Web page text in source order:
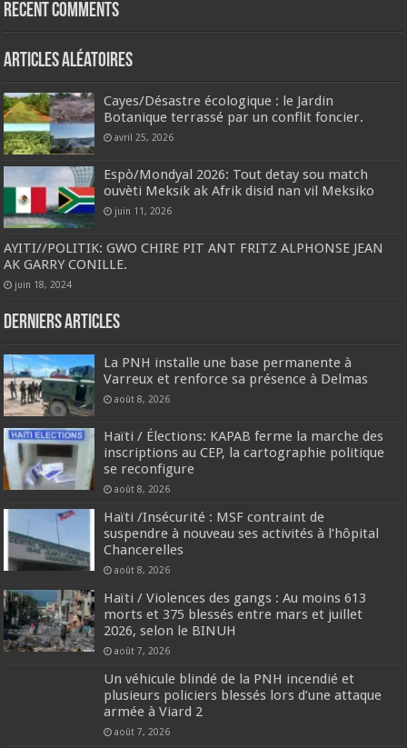
Recent Comments
Articles aléatoires
Cayes/Désastre écologique : le Jardin
Botanique terrassé par un conflit foncier.
avril 25, 2026
Espò/Mondyal 2026: Tout detay sou match
ouvèti Meksik ak Afrik disid nan vil Meksiko
juin 11, 2026
AYITI//POLITIK: GWO CHIRE PIT ANT FRITZ ALPHONSE JEAN
AK GARRY CONILLE.
juin 18, 2024
Derniers articles
La PNH installe une base permanente à
Varreux et renforce sa présence à Delmas
août 8, 2026
Haïti / Élections: KAPAB ferme la marche des
inscriptions au CEP, la cartographie politique
se reconfigure
août 8, 2026
Haïti /Insécurité : MSF contraint de
suspendre à nouveau ses activités à l’hôpital
Chancerelles
août 8, 2026
Haïti / Violences des gangs : Au moins 613
morts et 375 blessés entre mars et juillet
2026, selon le BINUH
août 7, 2026
Un véhicule blindé de la PNH incendié et
plusieurs policiers blessés lors d’une attaque
armée à Viard 2
août 7, 2026